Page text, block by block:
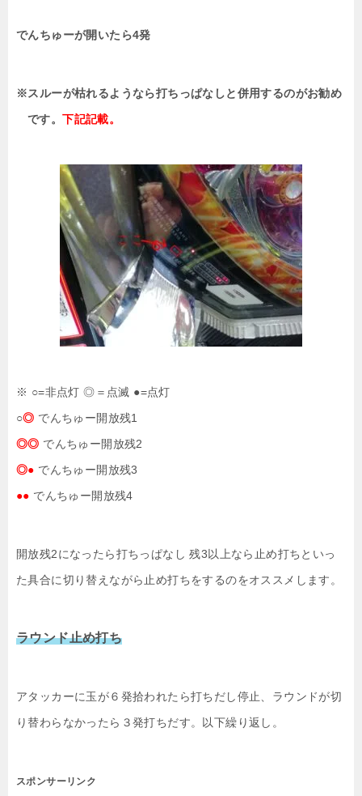
でんちゅーが開いたら4発
※スルーが枯れるようなら打ちっぱなしと併用するのがお勧め
です。下記記載。
※ ○=非点灯 ◎＝点滅 ●=点灯
○◎ でんちゅー開放残1
◎◎ でんちゅー開放残2
◎● でんちゅー開放残3
●● でんちゅー開放残4
開放残2になったら打ちっぱなし 残3以上なら止め打ちといっ
た具合に切り替えながら止め打ちをするのをオススメします。
ラウンド止め打ち
アタッカーに玉が６発拾われたら打ちだし停止、ラウンドが切
り替わらなかったら３発打ちだす。以下繰り返し。
スポンサーリンク